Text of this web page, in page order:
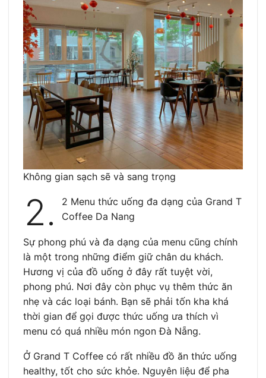
Không gian sạch sẽ và sang trọng
2.
2 Menu thức uống đa dạng của Grand T
Coffee Da Nang
Sự phong phú và đa dạng của menu cũng chính
là một trong những điểm giữ chân du khách.
Hương vị của đồ uống ở đây rất tuyệt vời,
phong phú. Nơi đây còn phục vụ thêm thức ăn
nhẹ và các loại bánh. Bạn sẽ phải tốn kha khá
thời gian để gọi được thức uống ưa thích vì
menu có quá nhiều món ngon Đà Nẵng.
Ở Grand T Coffee có rất nhiều đồ ăn thức uống
healthy, tốt cho sức khỏe. Nguyên liệu để pha